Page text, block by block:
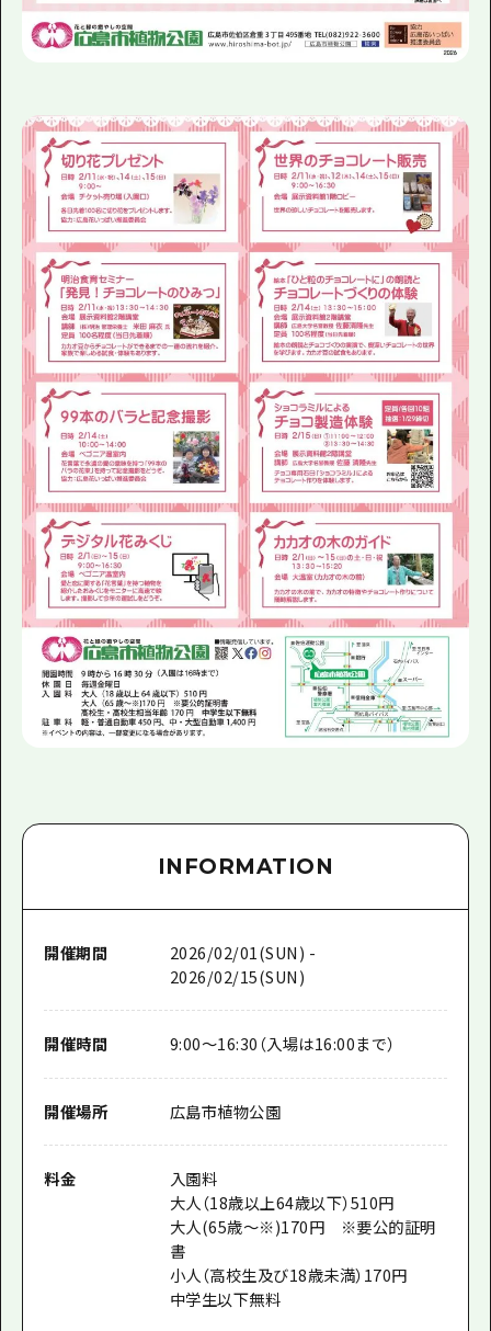
INFORMATION
開催期間
2026/02/01(SUN) -
2026/02/15(SUN)
開催時間 9:00～16:30（入場は16:00まで）
開催場所 広島市植物公園
料金
入園料
大人（18歳以上64歳以下）510円
大人(65歳～※)170円 ※要公的証明
書
小人（高校生及び18歳未満）170円
中学生以下無料